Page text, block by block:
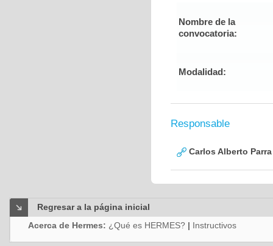
Nombre de la
convocatoria:
Modalidad:
Responsable
Carlos Alberto
Regresar a la página inicial
Acerca de Hermes: ¿Qué es HERMES? | Instructivos